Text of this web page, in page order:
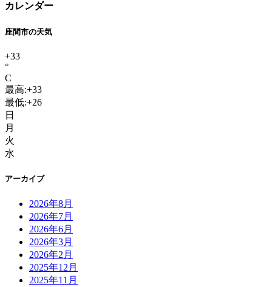
カレンダー
座間市の天気
+33
°
C
最高:+33
最低:+26
日
月
火
水
アーカイブ
2026年8月
2026年7月
2026年6月
2026年3月
2026年2月
2025年12月
2025年11月